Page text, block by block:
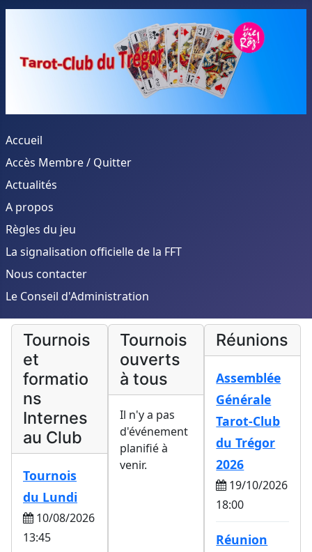
Accueil
Accès Membre / Quitter
Actualités
A propos
Règles du jeu
La signalisation officielle de la FFT
Nous contacter
Le Conseil d'Administration
Tournois
et
formatio
ns
Internes
au Club
Tournois
du Lundi
10/08/2026
13:45
Tournois
ouverts
à tous
Il n'y a pas
d'événement
planifié à
venir.
Réunions
Assemblée
Générale
Tarot-Club
du Trégor
2026
19/10/2026
18:00
Réunion